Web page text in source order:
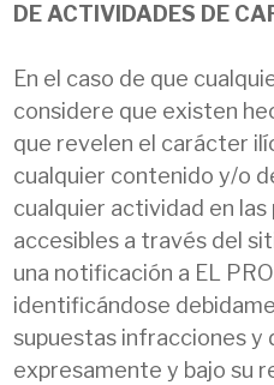
DE ACTIVIDADES DE
En el caso de que
considere que existen
que revelen el carácter
cualquier contenido y/o
cualquier actividad en las
accesibles a través del
una notificación a EL
identificándose
supuestas infracciones y
expresamente y bajo su